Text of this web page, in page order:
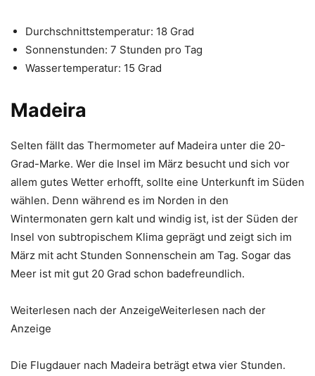
Durchschnittstemperatur: 18 Grad
Sonnenstunden: 7 Stunden pro Tag
Wassertemperatur: 15 Grad
Madeira
Selten fällt das Thermometer auf Madeira unter die 20-
Grad-Marke. Wer die Insel im März besucht und sich vor
allem gutes Wetter erhofft, sollte eine Unterkunft im Süden
wählen. Denn während es im Norden in den
Wintermonaten gern kalt und windig ist, ist der Süden der
Insel von subtropischem Klima geprägt und zeigt sich im
März mit acht Stunden Sonnenschein am Tag. Sogar das
Meer ist mit gut 20 Grad schon badefreundlich.
Weiterlesen nach der AnzeigeWeiterlesen nach der
Anzeige
Die Flugdauer nach Madeira beträgt etwa vier Stunden.